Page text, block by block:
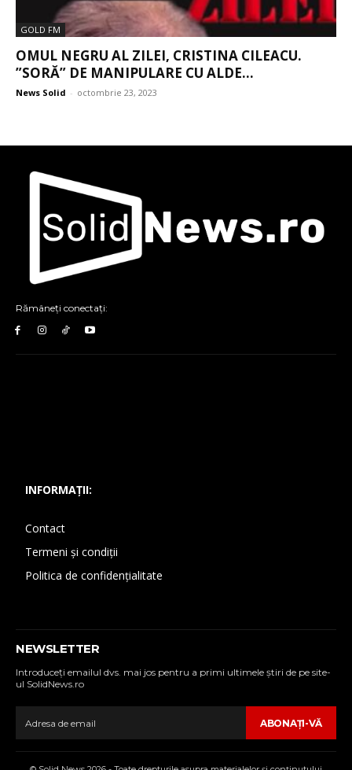
GOLD FM
OMUL NEGRU AL ZILEI, CRISTINA CILEACU.
”SORĂ” DE MANIPULARE CU ALDE...
News Solid - octombrie 23, 2023
Rămâneți conectați:
INFORMAȚII:
Contact
Termeni și condiții
Politica de confidențialitate
NEWSLETTER
Introduceţi emailul dvs. mai jos pentru a primi ultimele ştiri de pe site-
ul SolidNews.ro
ABONAŢI-VĂ